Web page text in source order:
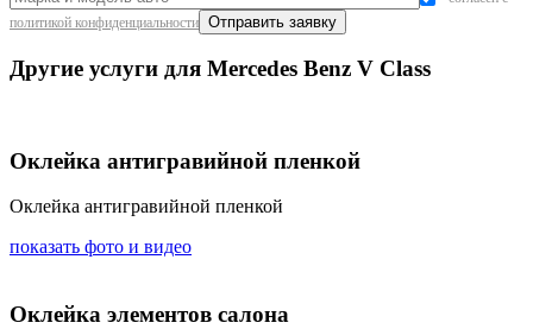
политикой конфиденциальности
Другие услуги для Mercedes Benz V Class
Оклейка антигравийной пленкой
Оклейка антигравийной пленкой
показать фото и видео
Оклейка элементов салона